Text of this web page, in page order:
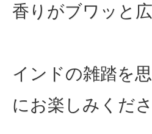
香りがブワッと
インドの雑踏を
にお楽しみくださ